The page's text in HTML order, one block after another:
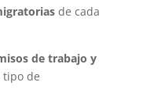
de cada
de trabajo y
de